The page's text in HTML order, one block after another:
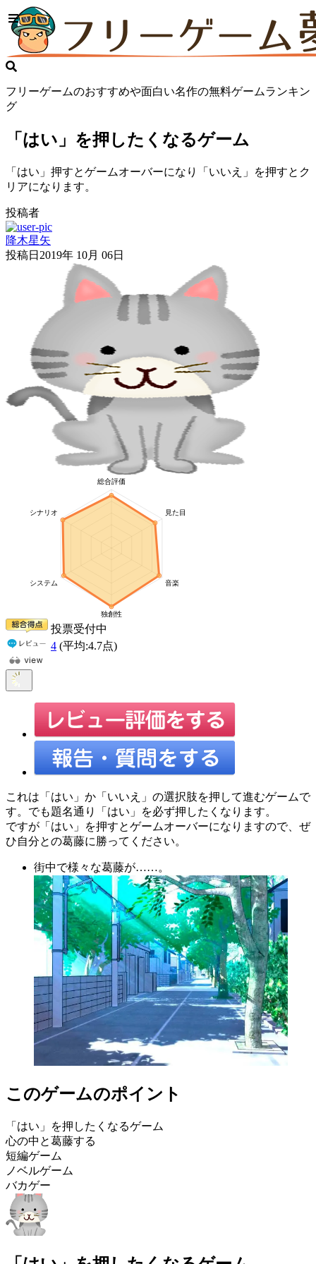
フリーゲームのおすすめや面白い名作の無料ゲームランキン
グ
「はい」を押したくなるゲーム
「はい」押すとゲームオーバーになり「いいえ」を押すとク
リアになります。
投稿者
降木星矢
投稿日 2019年 10月 06日
投票受付中
4 (平均:4.7点)
これは「はい」か「いいえ」の選択肢を押して進むゲームで
す。でも題名通り「はい」を必ず押したくなります。
ですが「はい」を押すとゲームオーバーになりますので、ぜ
ひ自分との葛藤に勝ってください。
街中で様々な葛藤が……。
このゲームのポイント
「はい」を押したくなるゲーム
心の中と葛藤する
短編ゲーム
ノベルゲーム
バカゲー